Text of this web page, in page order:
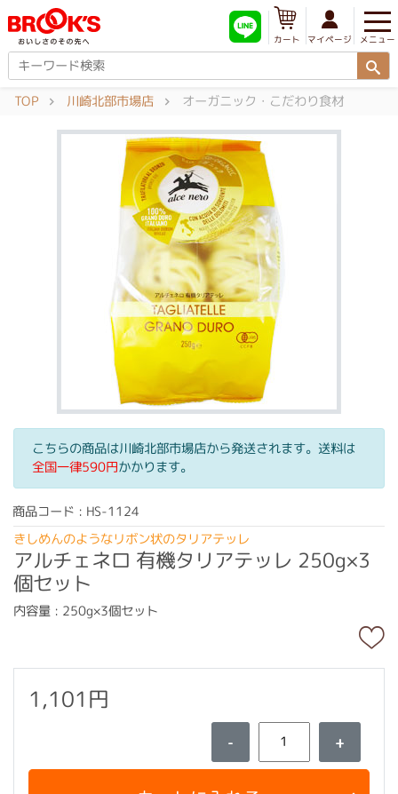
メニュー
マイページ
カート
TOP 川崎北部市場店 オーガニック・こだわり食材
こちらの商品は川崎北部市場店から発送されます。送料は
全国一律590円かかります。
商品コード : HS-1124
きしめんのようなリボン状のタリアテッレ
アルチェネロ 有機タリアテッレ 250g×3
個セット
内容量 : 250g×3個セット
1,101円
- +